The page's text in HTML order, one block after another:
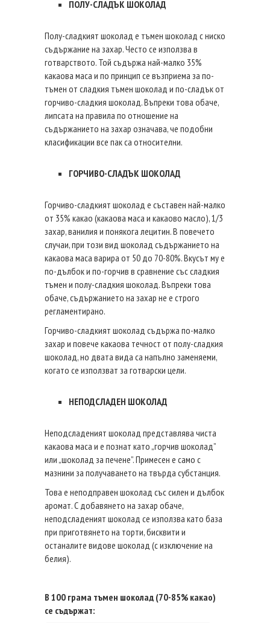
ПОЛУ-СЛАДЪК ШОКОЛАД
Полу-сладкият шоколад е тъмен шоколад с ниско
съдържание на захар. Често се използва в
готварството. Той съдържа най-малко 35%
какаова маса и по принцип се възприема за по-
тъмен от сладкия тъмен шоколад и по-сладък от
горчиво-сладкия шоколад. Въпреки това обаче,
липсата на правила по отношение на
съдържанието на захар означава, че подобни
класификации все пак са относителни.
ГОРЧИВО-СЛАДЪК ШОКОЛАД
Горчиво-сладкият шоколад е съставен най-малко
от 35% какао (какаова маса и какаово масло), 1/3
захар, ванилия и понякога лецитин. В повечето
случаи, при този вид шоколад съдържанието на
какаова маса варира от 50 до 70-80%. Вкусът му е
по-дълбок и по-горчив в сравнение със сладкия
тъмен и полу-сладкия шоколад. Въпреки това
обаче, съдържанието на захар не е строго
регламентирано.
Горчиво-сладкият шоколад съдържа по-малко
захар и повече какаова течност от полу-сладкия
шоколад, но двата вида са напълно заменяеми,
когато се използват за готварски цели.
НЕПОДСЛАДЕН ШОКОЛАД
Неподсладеният шоколад представлява чиста
какаова маса и е познат като „горчив шоколад”
или „шоколад за печене”. Примесен е само с
мазнини за получаването на твърда субстанция.
Това е неподправен шоколад със силен и дълбок
аромат. С добавянето на захар обаче,
неподсладеният шоколад се използва като база
при приготвянето на торти, бисквити и
останалите видове шоколад (с изключение на
белия).
В 100 грама тъмен шоколад (70-85% какао)
се съдържат: